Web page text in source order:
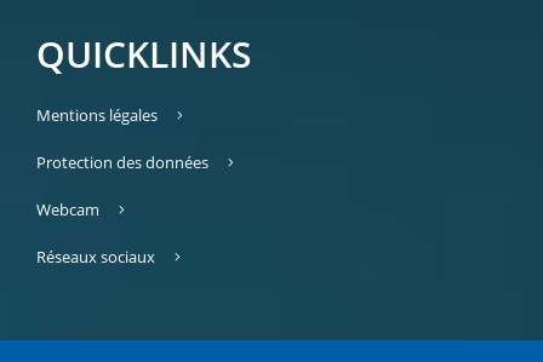
QUICKLINKS
Mentions légales
Protection des données
Webcam
Réseaux sociaux